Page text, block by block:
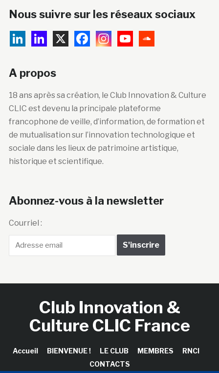
Nous suivre sur les réseaux sociaux
A propos
18 ans après sa création, le Club Innovation & Culture
CLIC est devenu la principale plateforme
francophone de veille, d’information, de formation et
de mutualisation sur l’innovation technologique et
sociale dans les lieux de patrimoine artistique,
historique et scientifique.
Abonnez-vous à la newsletter
Courriel :
Club Innovation &
Culture CLIC France
Accueil BIENVENUE ! LE CLUB MEMBRES
RNCI
CONTACTS